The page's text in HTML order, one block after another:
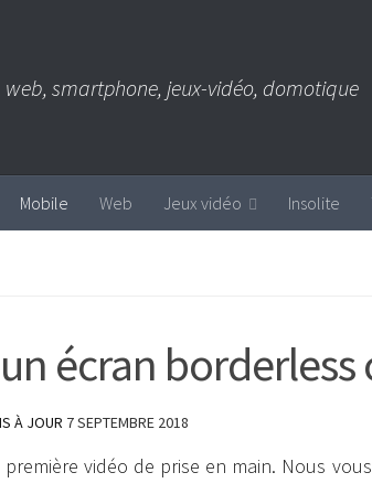
web, smartphone, jeux-vidéo, domotique
Mobile Web Jeux vidéo Insolite
écran
À JOUR 7 SEPTEMBRE 2018
vidéo de prise en main. Nous